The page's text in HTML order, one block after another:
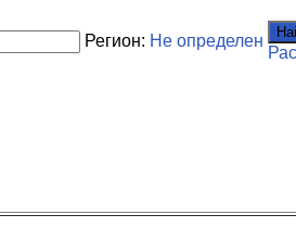
Регион: Не определен